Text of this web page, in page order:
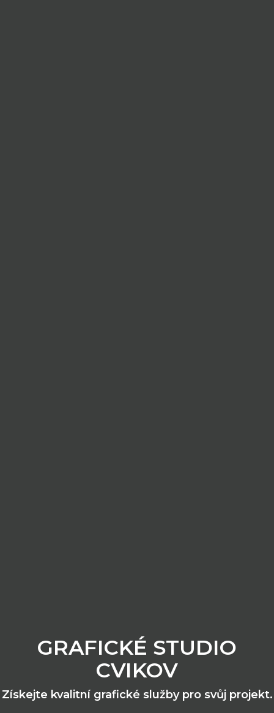
GRAFICKÉ STUDIO
CVIKOV
Získejte kvalitní grafické služby pro svůj projekt.